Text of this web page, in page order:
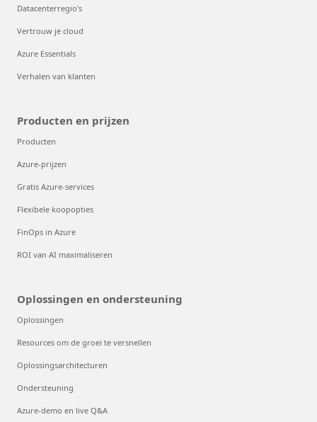
Datacenterregio's
Vertrouw je cloud
Azure Essentials
Verhalen van klanten
Producten en prijzen
Producten
Azure-prijzen
Gratis Azure-services
Flexibele koopopties
FinOps in Azure
ROI van AI maximaliseren
Oplossingen en ondersteuning
Oplossingen
Resources om de groei te versnellen
Oplossingsarchitecturen
Ondersteuning
Azure-demo en live Q&A